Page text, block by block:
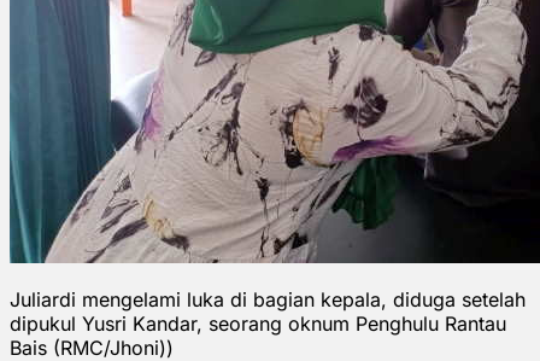
Juliardi mengelami luka di bagian kepala, diduga setelah
dipukul Yusri Kandar, seorang oknum Penghulu Rantau
Bais (RMC/Jhoni))